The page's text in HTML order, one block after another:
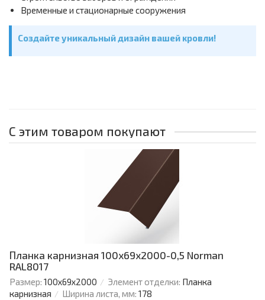
Временные и стационарные сооружения
Создайте уникальный дизайн вашей кровли!
С этим товаром покупают
Планка карнизная 100х69х2000-0,5 Norman
RAL8017
Размер: 100х69х2000 Элемент отделки: Планка
карнизная
Ширина листа, мм: 178